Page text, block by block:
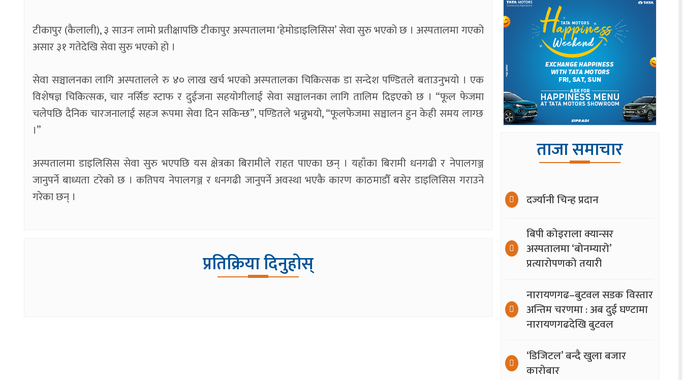
टीकापुर (कैलाली), ३ साउनः लामो प्रतीक्षापछि टीकापुर अस्पतालमा ‘हेमोडाइलिसिस’ सेवा सुरु भएको छ । अस्पतालमा गएको
असार ३१ गतेदेखि सेवा सुरु भएको हो ।
सेवा सञ्चालनका लागि अस्पतालले रु ४० लाख खर्च भएको अस्पतालका चिकित्सक डा सन्देश पण्डितले बताउनुभयो । एक
विशेषज्ञ चिकित्सक, चार नर्सिङ स्टाफ र दुईजना सहयोगीलाई सेवा सञ्चालनका लागि तालिम दिइएको छ । “फूल फेजमा
चलेपछि दैनिक चारजनालाई सहज रूपमा सेवा दिन सकिन्छ”, पण्डितले भन्नुभयो, “फूलफेजमा सञ्चालन हुन केही समय लाग्छ
।”
अस्पतालमा डाइलिसिस सेवा सुरु भएपछि यस क्षेत्रका बिरामीले राहत पाएका छन् । यहाँका बिरामी धनगढी र नेपालगञ्ज
जानुपर्ने बाध्यता टरेको छ । कतिपय नेपालगञ्ज र धनगढी जानुपर्ने अवस्था भएकै कारण काठमाडौँ बसेर डाइलिसिस गराउने
गरेका छन् ।
प्रतिक्रिया दिनुहोस्
ताजा समाचार
दर्ज्यानी चिन्ह प्रदान
बिपी कोइराला क्यान्सर
अस्पतालमा ‘बोनम्यारो’
प्रत्यारोपणको तयारी
नारायणगढ–बुटवल सडक विस्तार
अन्तिम चरणमा : अब दुई घण्टामा
नारायणगढदेखि बुटवल
‘डिजिटल’ बन्दै खुला बजार
कारोबार